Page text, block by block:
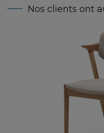
Nos clients ont